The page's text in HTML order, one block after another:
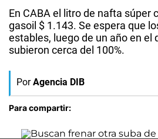
En CABA el litro de nafta súper
gasoil $ 1.143. Se espera que
estables, luego de un año en el
subieron cerca del 100%.
Por Agencia DIB
Para compartir: